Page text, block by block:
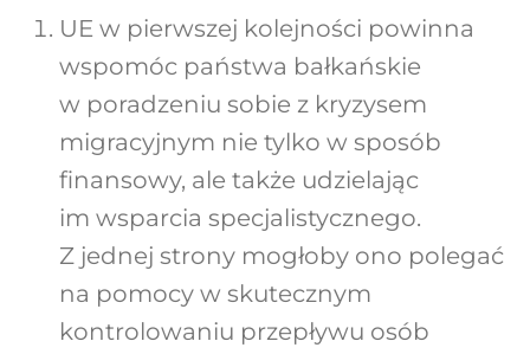
UE w pierwszej kolejności powinna
wspomóc państwa bałkańskie
w poradzeniu sobie z kryzysem
migracyjnym nie tylko w sposób
finansowy, ale także udzielając
im wsparcia specjalistycznego.
Z jednej strony mogłoby ono polegać
na pomocy w skutecznym
kontrolowaniu przepływu osób